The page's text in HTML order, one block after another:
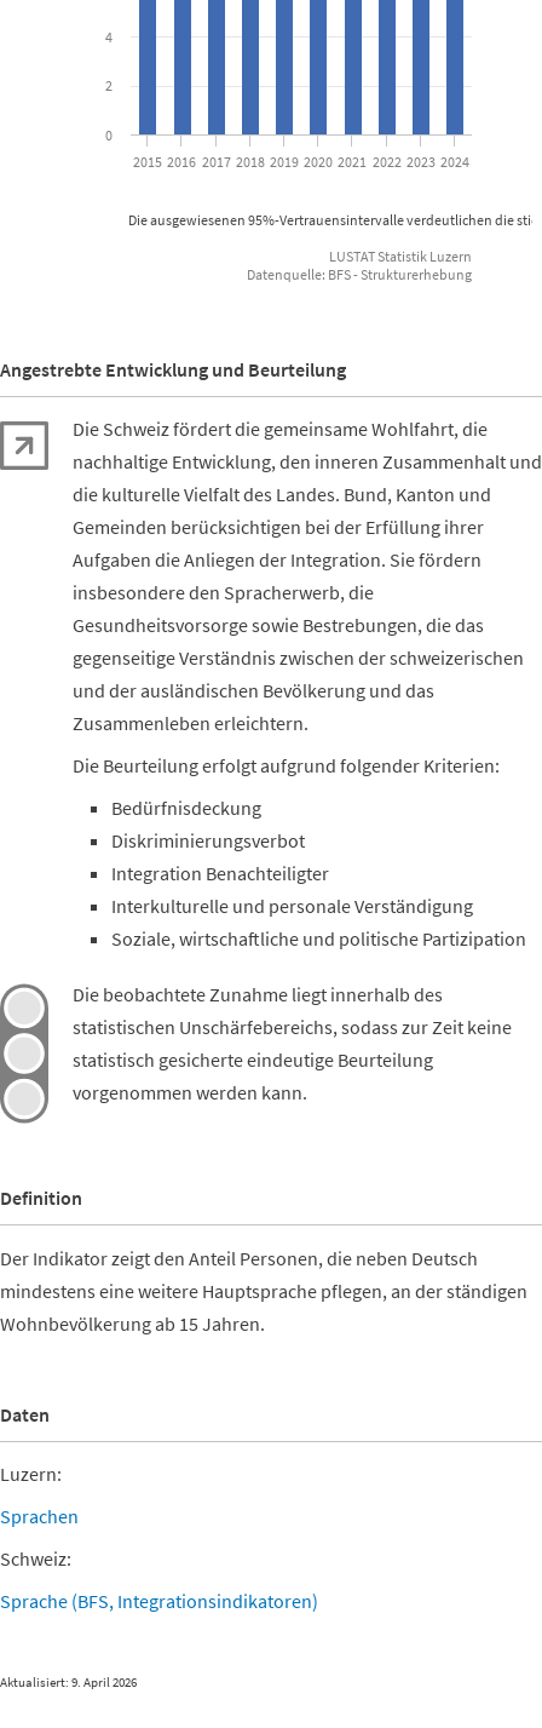
Die ausgewiesenen 95%-Vertrauensintervalle verdeutlichen die
2015 2016 2017 2018 2019 2020 2021 2022 2023 2024
0
2
4
LUSTAT Statistik Luzern
Datenquelle: BFS - Strukturerhebung
Angestrebte Entwicklung und Beurteilung
Die Schweiz fördert die gemeinsame Wohlfahrt, die
nachhaltige Entwicklung, den inneren Zusammenhalt und
die kulturelle Vielfalt des Landes. Bund, Kanton und
Gemeinden berücksichtigen bei der Erfüllung ihrer
Aufgaben die Anliegen der Integration. Sie fördern
insbesondere den Spracherwerb, die
Gesundheitsvorsorge sowie Bestrebungen, die das
gegenseitige Verständnis zwischen der schweizerischen
und der ausländischen Bevölkerung und das
Zusammenleben erleichtern.
Die Beurteilung erfolgt aufgrund folgender Kriterien:
Bedürfnisdeckung
Diskriminierungsverbot
Integration Benachteiligter
Interkulturelle und personale Verständigung
Soziale, wirtschaftliche und politische Partizipation
Die beobachtete Zunahme liegt innerhalb des
statistischen Unschärfebereichs, sodass zur Zeit keine
statistisch gesicherte eindeutige Beurteilung
vorgenommen werden kann.
Definition
Der Indikator zeigt den Anteil Personen, die neben Deutsch
mindestens eine weitere Hauptsprache pflegen, an der ständigen
Wohnbevölkerung ab 15 Jahren.
Daten
Luzern:
Sprachen
Schweiz:
Sprache (BFS, Integrationsindikatoren)
Aktualisiert: 9. April 2026